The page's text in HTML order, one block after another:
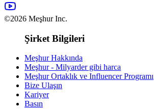
©2026 Meşhur Inc.
Şirket Bilgileri
Meşhur Hakkında
Meşhur - Milyarder gibi harca
Meşhur Ortaklık ve Influencer Programı
Bize Ulaşın
Kariyer
Basın